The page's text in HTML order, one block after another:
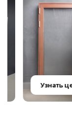
Узнать цену